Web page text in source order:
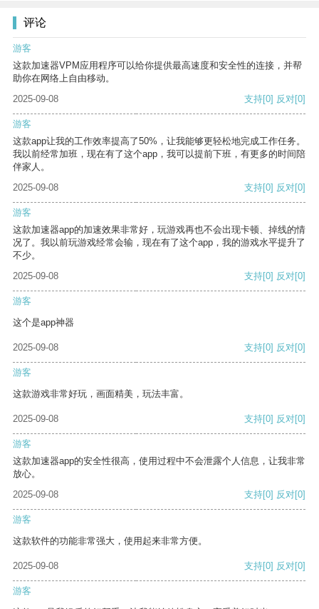
评论
游客
这款加速器VPM应用程序可以给你提供最高速度和安全性的连接，并帮
助你在网络上自由移动。
2025-09-08
支持[0] 反对[0]
游客
这款app让我的工作效率提高了50%，让我能够更轻松地完成工作任务。
我以前经常加班，现在有了这个app，我可以提前下班，有更多的时间陪
伴家人。
2025-09-08
支持[0] 反对[0]
游客
这款加速器app的加速效果非常好，玩游戏再也不会出现卡顿、掉线的情
况了。我以前玩游戏经常会输，现在有了这个app，我的游戏水平提升了
不少。
2025-09-08
支持[0] 反对[0]
游客
这个是app神器
2025-09-08 支持[0] 反对[0]
游客
这款游戏非常好玩，画面精美，玩法丰富。
2025-09-08 支持[0] 反对[0]
游客
这款加速器app的安全性很高，使用过程中不会泄露个人信息，让我非常
放心。
2025-09-08
支持[0] 反对[0]
游客
这款软件的功能非常强大，使用起来非常方便。
2025-09-08 支持[0] 反对[0]
游客